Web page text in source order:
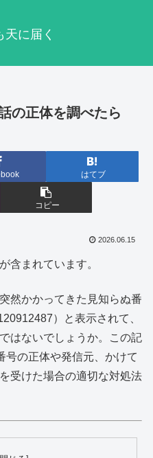
に届く
の正体を調べたら
はてブ
コピー
2026.06.15
含まれています。
然かかってきた見知らぬ番
）と表示されて、
はないでしょうか。この記
号の正体や発信元、かけて
受けた場合の適切な対処法